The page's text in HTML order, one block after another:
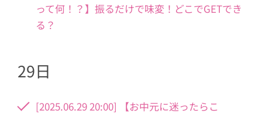
って何！？】振るだけで味変！どこでGETでき
る？
29日
[2025.06.29 20:00] 【お中元に迷ったらこ